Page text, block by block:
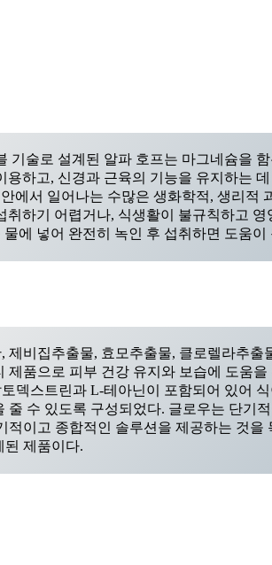
기술로 설계된 알파 호프는 마그네슘을
용하고, 신경과 근육의 기능을 유지하는
에서 일어나는 수많은 생화학적, 생리적
취하기 어렵거나, 식생활이 불규칙하고
물에 넣어 완전히 녹인 후 섭취하면 도움이
제비집추출물, 효모추출물, 클로렐라추
제품으로 피부 건강 유지와 보습에 도움
덱스트린과 L-테아닌이 포함되어 있어
줄 수 있도록 구성되었다. 글로우는 단기
적이고 종합적인 솔루션을 제공하는 것
된 제품이다.